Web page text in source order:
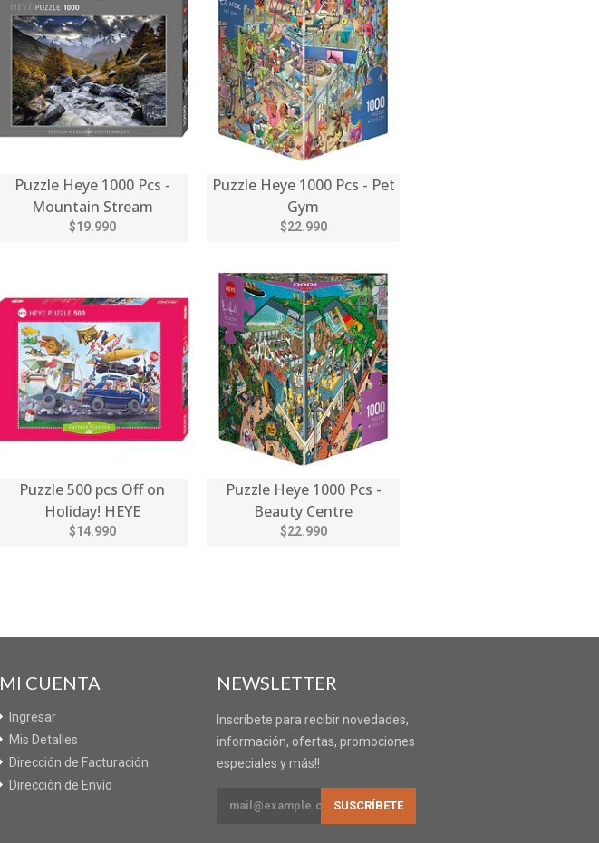
Puzzle Heye 1000 Pcs -
Mountain Stream
$19.990
Puzzle Heye 1000 Pcs - Pet
Gym
$22.990
Puzzle 500 pcs Off on
Holiday! HEYE
$14.990
Puzzle Heye 1000 Pcs -
Beauty Centre
$22.990
MI CUENTA
Ingresar
Mis Detalles
Dirección de Facturación
Dirección de Envío
NEWSLETTER
Inscríbete para recibir novedades,
información, ofertas, promociones
especiales y más!!